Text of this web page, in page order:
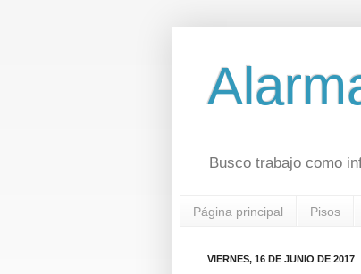
Busco trabajo como
Página principal Pisos
VIERNES, 16 DE JUNIO DE 2017